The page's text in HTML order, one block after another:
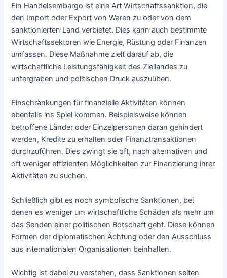
Ein Handelsembargo ist eine Art Wirtschaftssanktion, die
den Import oder Export von Waren zu oder von dem
sanktionierten Land verbietet. Dies kann auch bestimmte
Wirtschaftssektoren wie Energie, Rüstung oder Finanzen
umfassen. Diese Maßnahme zielt darauf ab, die
wirtschaftliche Leistungsfähigkeit des Ziellandes zu
untergraben und politischen Druck auszuüben.
Einschränkungen für finanzielle Aktivitäten können
ebenfalls ins Spiel kommen. Beispielsweise können
betroffene Länder oder Einzelpersonen daran gehindert
werden, Kredite zu erhalten oder Finanztransaktionen
durchzuführen. Dies zwingt sie oft, nach alternativen und
oft weniger effizienten Möglichkeiten zur Finanzierung ihrer
Aktivitäten zu suchen.
Schließlich gibt es noch symbolische Sanktionen, bei
denen es weniger um wirtschaftliche Schäden als mehr um
das Senden einer politischen Botschaft geht. Diese können
Formen der diplomatischen Ächtung oder den Ausschluss
aus internationalen Organisationen beinhalten.
Wichtig ist dabei zu verstehen, dass Sanktionen selten